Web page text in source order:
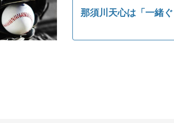
那須川天心は「一緒